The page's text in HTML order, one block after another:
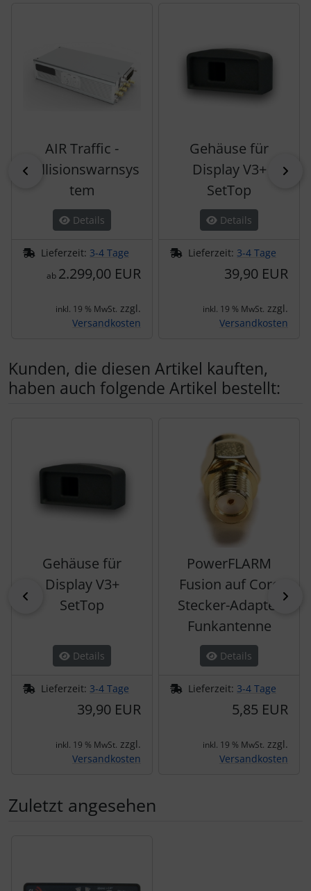
zurück
AIR Traffic -
Kollisionswarnsys
tem
Details
Lieferzeit: 3-4 Tage
ab 2.299,00 EUR
inkl. 19 % MwSt. zzgl.
Versandkosten
Gehäuse für
Display V3+
SetTop
Details
Lieferzeit: 3-4 Tage
39,90 EUR
inkl. 19 % MwSt. zzgl.
Versandkosten
Kunden, die diesen Artikel kauften,
haben auch folgende Artikel bestellt:
Gehäuse für
Display V3+
SetTop
Details
Lieferzeit: 3-4 Tage
39,90 EUR
inkl. 19 % MwSt. zzgl.
Versandkosten
PowerFLARM
Fusion auf Core
Stecker-Adapter
Funkantenne
Details
Lieferzeit: 3-4 Tage
5,85 EUR
inkl. 19 % MwSt. zzgl.
Versandkosten
Zuletzt angesehen